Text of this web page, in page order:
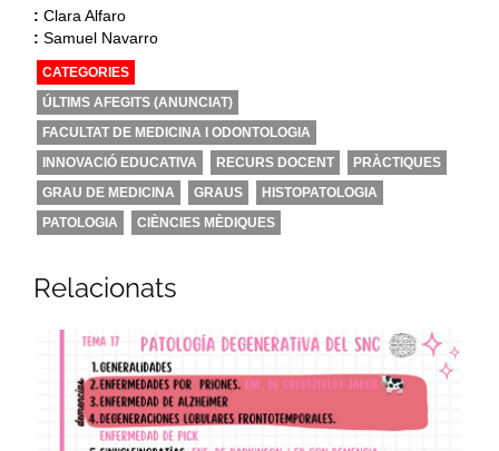
: Clara Alfaro
: Samuel Navarro
CATEGORIES
ÚLTIMS AFEGITS (ANUNCIAT)
FACULTAT DE MEDICINA I ODONTOLOGIA
INNOVACIÓ EDUCATIVA
RECURS DOCENT
PRÀCTIQUES
GRAU DE MEDICINA
GRAUS
HISTOPATOLOGIA
PATOLOGIA
CIÈNCIES MÈDIQUES
Relacionats